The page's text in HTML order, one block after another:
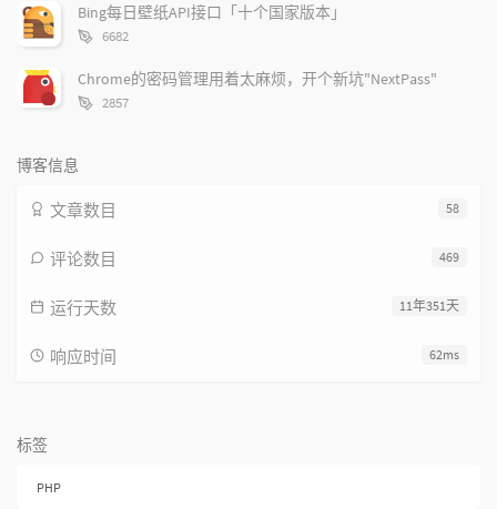
Bing每日壁纸API接口「十个国家版本」
字
6682
Chrome的密码管理用着太麻烦，开个新坑"NextPass"
字
2857
博客信息
58
文章数目
469
评论数目
11年351天
运行天数
62ms
响应时间
标签
PHP